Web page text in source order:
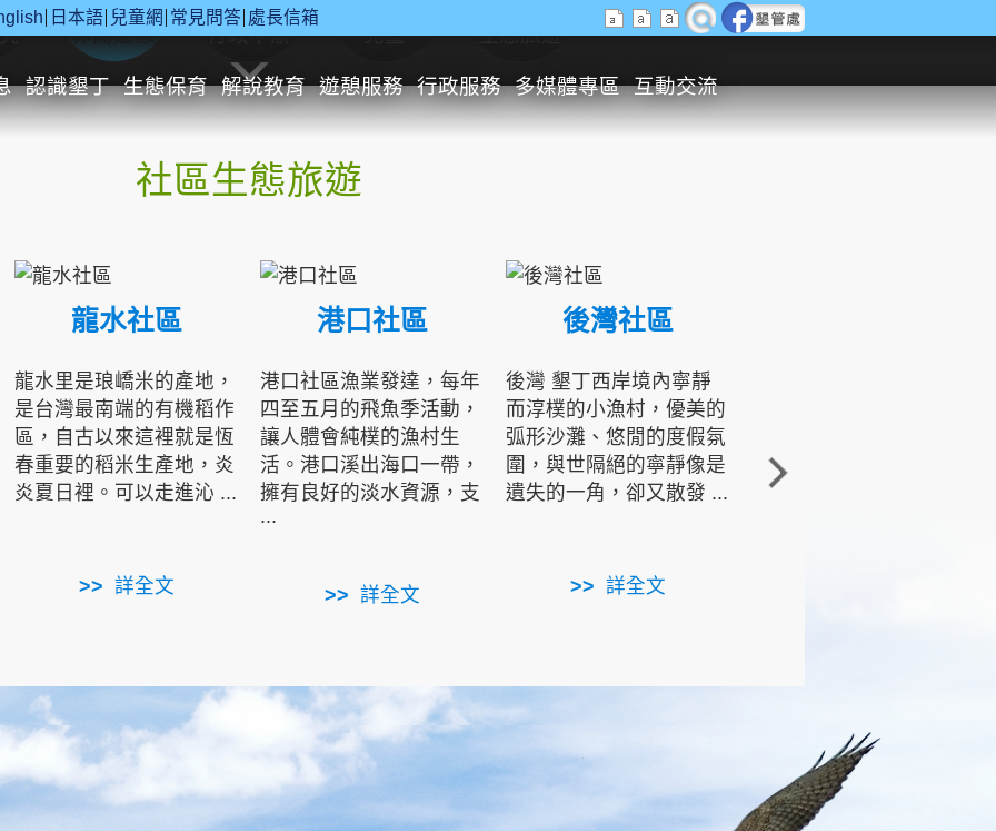
日本語 兒童網 常見問答 處長信箱
認識墾丁 生態保育 解說教育 遊憩服務 行政服務 多媒體專區 互動交流
休閒遊憩 行政申辦 兒童 生態旅遊
社區生態旅遊
龍水社區
龍水里是琅嶠米的產地，
是台灣最南端的有機稻作
區，自古以來這裡就是恆
春重要的稻米生產地，炎
炎夏日裡。可以走進沁 ...
詳全文
港口社區
港口社區漁業發達，每年
四至五月的飛魚季活動，
讓人體會純樸的漁村生
活。港口溪出海口一帶，
擁有良好的淡水資源，支
...
詳全文
後灣社區
後灣 墾丁西岸境內寧靜
而淳樸的小漁村，優美的
弧形沙灘、悠閒的度假氛
圍，與世隔絕的寧靜像是
遺失的一角，卻又散發 ...
詳全文
角的端點，冬季海浪拍打
著礁岸，旺盛的侵蝕作